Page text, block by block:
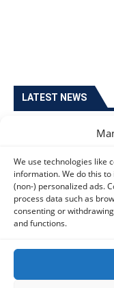
We use technologies like
information. We do this
(non-) personalized ads.
process data such as
consenting or
and functions.
LATEST NEWS
Ιστορική στιγμή
06/08/2026
Οι Ευρωπαίοι
τα νέα Samsung
Οι χρήστες Mac